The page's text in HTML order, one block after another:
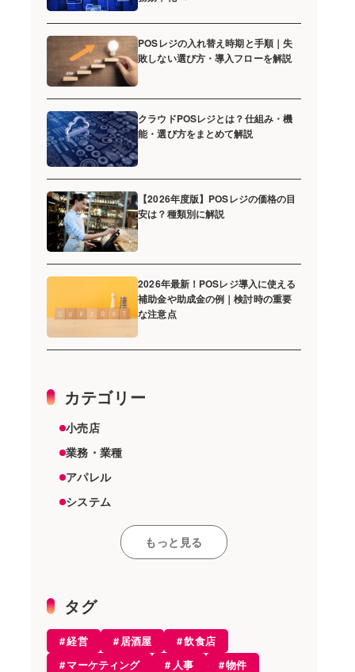
POSレジの入れ替え時期と手順｜失
敗しない選び方・導入フローを解説
クラウドPOSレジとは？仕組み・機
能・選び方をまとめて解説
【2026年度版】POSレジの価格の目
安は？種類別に解説
2026年最新！POSレジ導入に使える
補助金や助成金の例｜検討時の重要
な注意点
カテゴリー
小売店
業務・業種
アパレル
システム
スーパーマーケット
機器
エステ
もっと見る
タグ
経営 居酒屋
飲食店
マーケティング
人事 物件